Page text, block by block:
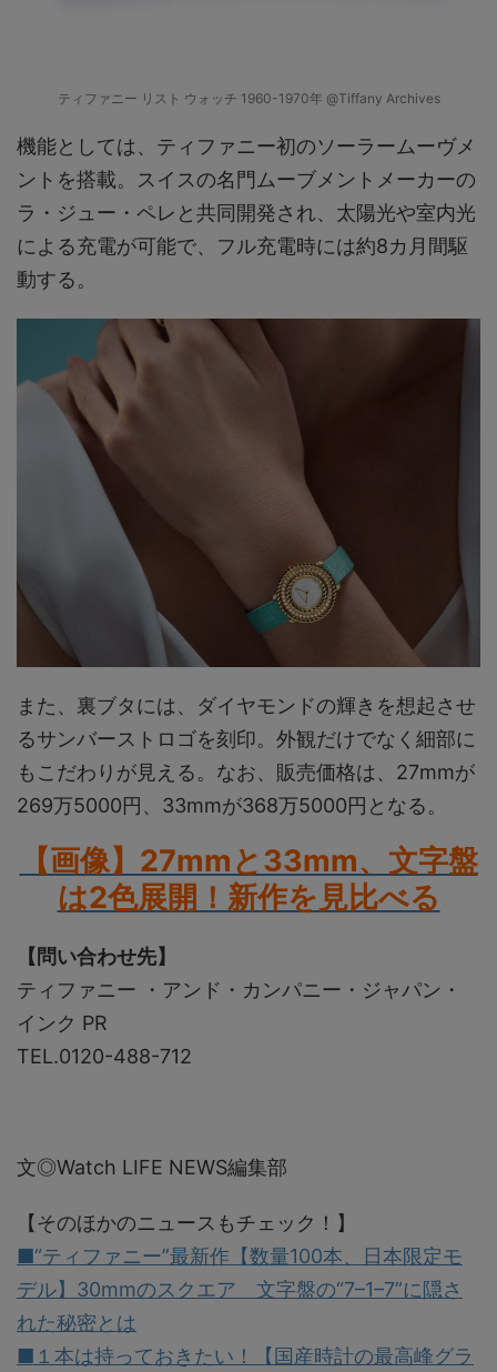
ティファニー リスト ウォッチ 1960-1970年 @Tiffany Archives
機能としては、ティファニー初のソーラームーヴメ
ントを搭載。スイスの名門ムーブメントメーカーの
ラ・ジュー・ペレと共同開発され、太陽光や室内光
による充電が可能で、フル充電時には約8カ月間駆
動する。
また、裏ブタには、ダイヤモンドの輝きを想起させ
るサンバーストロゴを刻印。外観だけでなく細部に
もこだわりが見える。なお、販売価格は、27mmが
269万5000円、33mmが368万5000円となる。
【画像】27mmと33mm、文字盤
は2色展開！新作を見比べる
【問い合わせ先】
ティファニー ・アンド・カンパニー・ジャパン・
インク PR
TEL.0120-488-712
文◎Watch LIFE NEWS編集部
【そのほかのニュースもチェック！】
■“ティファニー”最新作【数量100本、日本限定モ
デル】30mmのスクエア 文字盤の“7–1–7”に隠さ
れた秘密とは
■１本は持っておきたい！【国産時計の最高峰グラ